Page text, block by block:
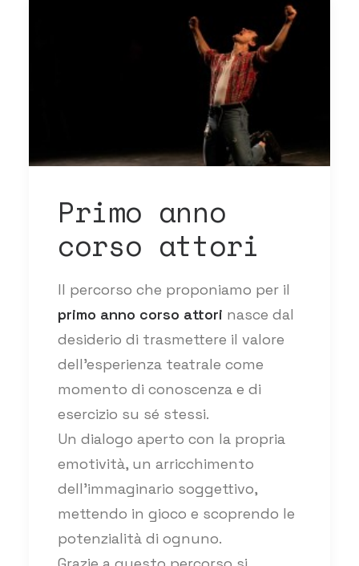
Primo anno
corso attori
Il percorso che proponiamo per il
primo anno corso attori nasce dal
desiderio di trasmettere il valore
dell'esperienza teatrale come
momento di conoscenza e di
esercizio su sé stessi.
Un dialogo aperto con la propria
emotività, un arricchimento
dell'immaginario soggettivo,
mettendo in gioco e scoprendo le
potenzialità di ognuno.